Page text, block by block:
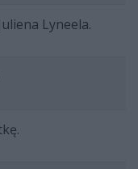
Lyneela.